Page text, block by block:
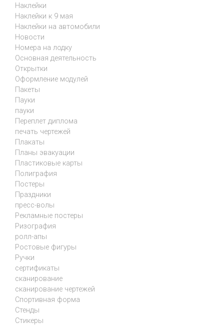
Наклейки
Наклейки к 9 мая
Наклейки на автомобили
Новости
Номера на лодку
Основная деятельность
Открытки
Оформление модулей
Пакеты
Пауки
пауки
Переплет диплома
печать чертежей
Плакаты
Планы эвакуации
Пластиковые карты
Полиграфия
Постеры
Праздники
пресс-волы
Рекламные постеры
Ризография
ролл-апы
Ростовые фигуры
Ручки
сертификаты
сканирование
сканирование чертежей
Спортивная форма
Стенды
Стикеры